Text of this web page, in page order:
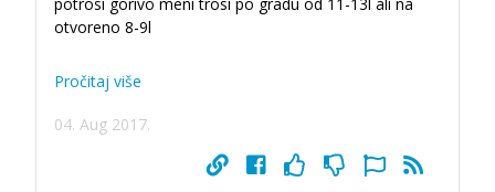
otvoreno 8-9l
Pročitaj više
04. Aug 2017.